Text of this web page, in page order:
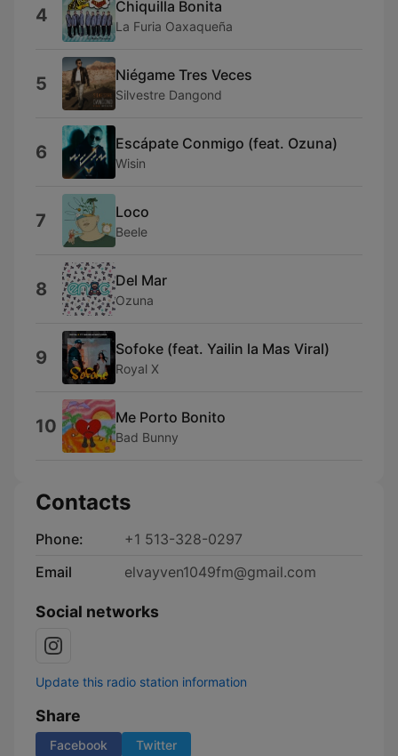
4 Chiquilla Bonita
La Furia Oaxaqueña
5 Niégame Tres Veces
Silvestre Dangond
6 Escápate Conmigo (feat. Ozuna)
Wisin
7 Loco
Beele
8 Del Mar
Ozuna
9 Sofoke (feat. Yailin la Mas Viral)
Royal X
10 Me Porto Bonito
Bad Bunny
Contacts
Phone:
+1 513-328-0297
Email
elvayven1049fm@gmail.com
Social networks
Update this radio station information
Share
Facebook Twitter